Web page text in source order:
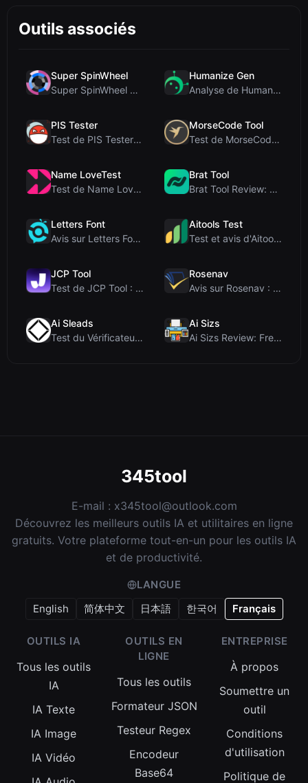
Outils associés
Super SpinWheel
Super SpinWheel Review: A Privacy-First Free Wheel...
Humanize Gen
Analyse de Humanize Gen : Plongée au cœur de cet h...
PIS Tester
Test de PIS Tester : Le quiz d’amitié sans IA qui ...
MorseCode Tool
Test de MorseCode Tool : Convertisseur en ligne gr...
Name LoveTest
Test de Name LoveTest : un calculateur d'amour axé...
Brat Tool
Brat Tool Review: Free Charli XCX Style Brat Text ...
Letters Font
Avis sur Letters Font : Générateur gratuit de poli...
Aitools Test
Test et avis d'Aitools Test : un détecteur d'IA gr...
JCP Tool
Test de JCP Tool : Convertisseur de données côté c...
Rosenav
Avis sur Rosenav : Outil gratuit en ligne de vérif...
Ai Sleads
Test du Vérificateur de Force des Mots de Passe d'...
Ai Sizs
Ai Sizs Review: Free, Private Image Similarity & B...
345tool
E-mail : x345tool@outlook.com
Découvrez les meilleurs outils IA et utilitaires en ligne
gratuits. Votre plateforme tout-en-un pour les outils IA
et de productivité.
LANGUE
English
简体中文 日本語 한국어 Français
OUTILS IA
Tous les outils
IA
IA Texte
IA Image
IA Vidéo
OUTILS EN
LIGNE
Tous les outils
Formateur JSON
Testeur Regex
Encodeur
Base64
ENTREPRISE
À propos
Soumettre un
outil
Conditions
d'utilisation
Politique de